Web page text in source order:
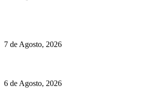
7 de Agosto, 2026
6 de Agosto, 2026